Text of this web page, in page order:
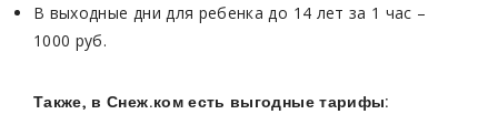
В выходные дни для ребенка до 14 лет за 1 час –
1000 руб.
Также, в Снеж.ком есть выгодные тарифы: